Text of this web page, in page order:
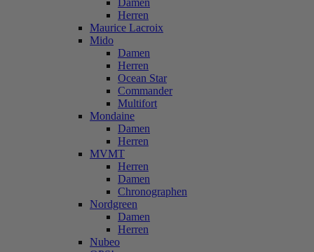
Damen
Herren
Maurice Lacroix
Mido
Damen
Herren
Ocean Star
Commander
Multifort
Mondaine
Damen
Herren
MVMT
Herren
Damen
Chronographen
Nordgreen
Damen
Herren
Nubeo